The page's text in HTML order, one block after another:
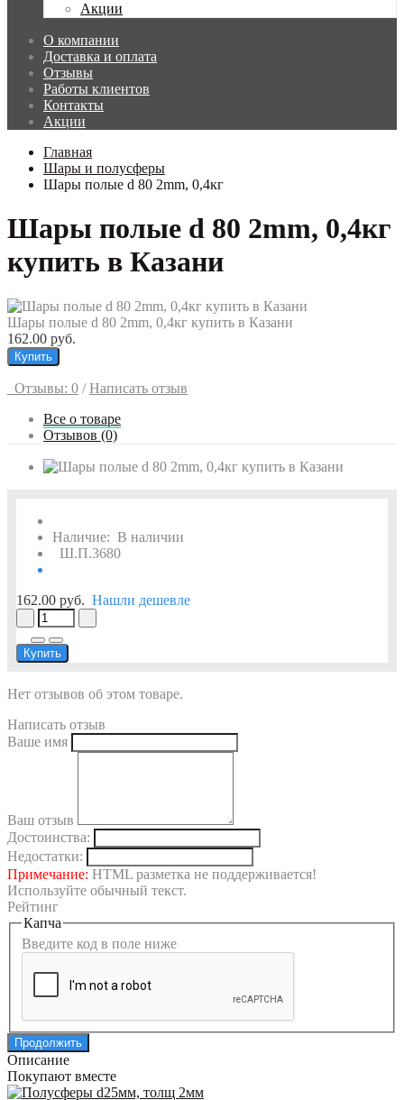
Акции
О компании
Доставка и оплата
Отзывы
Работы клиентов
Контакты
Акции
Главная
Шары и полусферы
Шары полые d 80 2mm, 0,4кг
Шары полые d 80 2mm, 0,4кг
купить в Казани
Шары полые d 80 2mm, 0,4кг купить в Казани
162.00 руб.
Купить
Отзывы: 0 / Написать отзыв
Все о товаре
Отзывов (0)
Наличие: В наличии
Ш.П.3680
162.00 руб. Нашли дешевле
Купить
Нет отзывов об этом товаре.
Написать отзыв
Ваше имя
Ваш отзыв
Достоинства:
Недостатки:
Примечание: HTML разметка не поддерживается!
Используйте обычный текст.
Рейтинг
Капча
Введите код в поле ниже
Продолжить
Описание
Покупают вместе